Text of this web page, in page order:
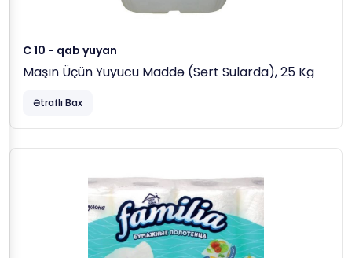
C 10 - qab yuyan
Maşın Üçün Yuyucu Maddə (sərt Sularda), 25 Kg
Ətraflı Bax